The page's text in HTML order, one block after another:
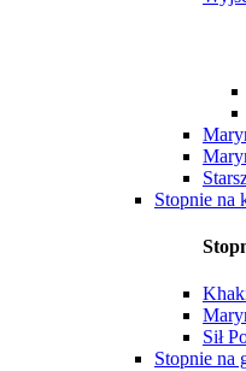
Stopnie na
Sił
Stopnie na